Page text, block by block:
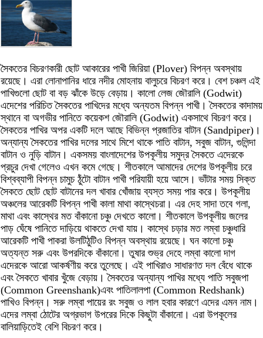
সৈকতের বিচরণকারী ছোট আকারের পাখী জিরিয়া (Plover) বিপন্ন অবস্থায়
রয়েছে। এরা লোনাপানির ধারে নদীর মোহনায় বালুচরে বিচরণ করে। বেশ চঞ্চল এই
পাখিগুলো ছোট বা বড় ঝাঁকে উড়ে বেড়ায়। কালো লেজ জৌরালি (Godwit)
এদেশের পরিচিত সৈকতের পাখিদের মধ্যে অন্যতম বিপন্ন পাখী। সৈকতের কাদাময়
স্থানে বা অগভীর পানিতে কয়েকশ জৌরালি (Godwit) একসাথে বিচরণ করে।
সৈকতের পাখির অপর একটি দলে আছে বিভিন্ন প্রজাতির বাটান (Sandpiper)।
অন্যান্য সৈকতের পাখির দলের সাথে মিশে থাকে পাতি বাটান, সবুজ বাটান, গুলিন্দা
বাটান ও নুড়ি বাটান। একসময় বাংলাদেশের উপকূলীয় সমুদ্র সৈকতে এদেরকে
প্রচুর দেখা গেলেও এখন কমে গেছে। শীতকালে আমাদের দেশের উপকূলীয় চরে
বিশ্বব্যাপী বিপন্ন চামুচ ঠুঁটো বাটান পাখী পরিযায়ী হয়ে আসে। ভাঁটার সময় সিক্ত
সৈকতে ছোট ছোট বাটানের দল খাবার খোঁজায় ব্যস্ত সময় পার করে। উপকূলীয়
অঞ্চলের আরেকটি বিপন্ন পাখী কালা মাথা কাস্থেচরা। এর দেহ সাদা তবে গলা,
মাথা এবং কাস্থের মত বাঁকানো চঞ্চু দেখতে কালো। শীতকালে উপকূলীয় জলের
পাড় ঘেঁষে পানিতে দাড়িয়ে থাকতে দেখা যায়। কাস্থে চড়ার মত লম্বা চঞ্চুধারি
আরেকটি পাখী পাকরা উলটিঠুটিও বিপন্ন অবস্থায় রয়েছে। ঘন কালো চঞ্চু
অত্যন্ত সরু এবং উপরদিকে বাঁকানো। তুষার শুভ্র দেহে লম্বা কালো দাগ
এদেরকে আরো আকর্ষণীয় করে তুলেছে। এই পাখিরাও সাধারণত দল বেঁধে থাকে
এবং সৈকতে খাবার খুঁজে বেড়ায়। সৈকতের অন্যান্য পাখির মধ্যে পাতি সবুজপা
(Common Greenshank)এবং পাতিলালপা (Common Redshank)
পাখিও বিপন্ন। সরু লম্বা পায়ের রং সবুজ ও লাল হবার কারণে এদের এমন নাম।
এদের লম্বা ঠোটের অগ্রভাগ উপরের দিকে কিছুটা বাঁকানো। এরা উপকূলের
বালিয়াড়িতেই বেশি বিচরণ করে।